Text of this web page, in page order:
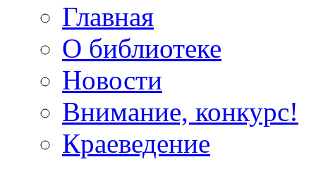
Главная
О библиотеке
Новости
Внимание, конкурс!
Краеведение